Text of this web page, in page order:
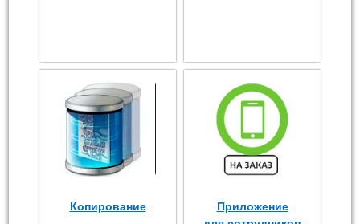
Копирование
Приложение